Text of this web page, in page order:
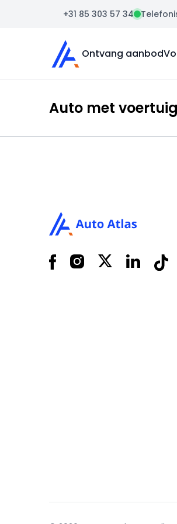
+31 85 303 57 34
Auto Atlas
Ontvang aanbod
Auto met
FacebookInstagram
X LinkedInTiktok